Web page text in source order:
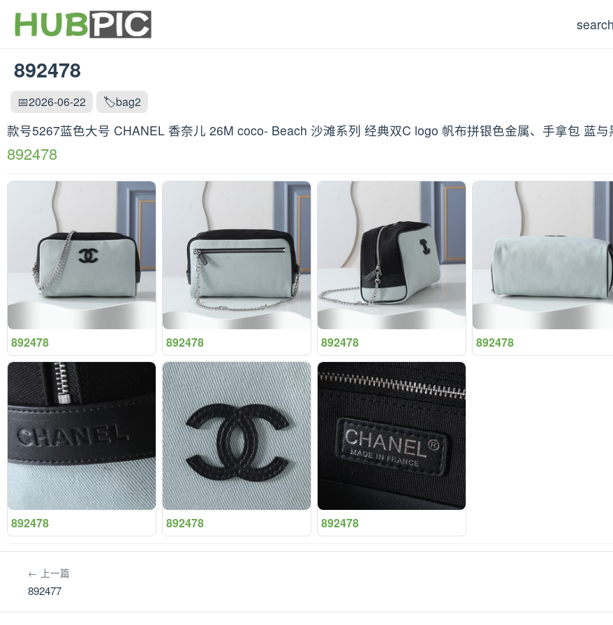
892478
📅2026-06-22 🏷️bag2
款号5267蓝色大号 CHANEL 香奈儿 26M coco- Beach 沙滩系列 经典双C logo 帆布拼银色金属、手拿包 蓝
892478
892478 892478 892478 892478
892478 892478 892478
← 上一篇
892477